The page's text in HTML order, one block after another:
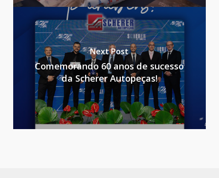
Next Post
Comemorando 60 anos de sucesso
da Scherer Autopeças!